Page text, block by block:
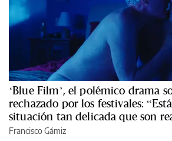
‘Blue Film’, el polémico drama
rechazado por los festivales:
situación tan delicada que son
Francisco Gámiz